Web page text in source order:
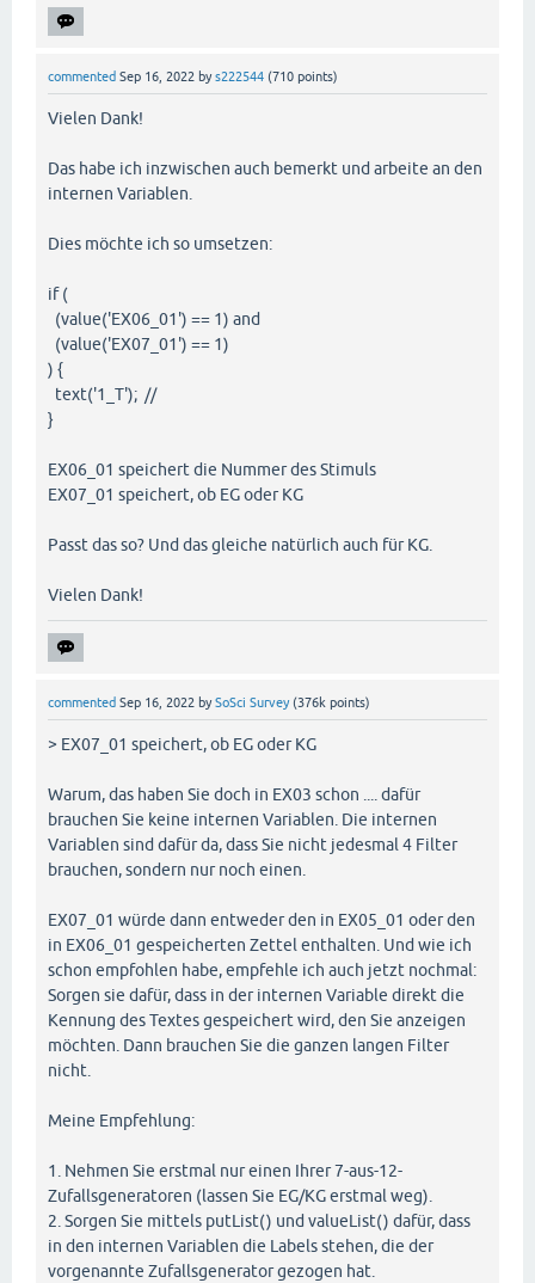
commented Sep 16, 2022 bys222544 (710 points)
Vielen Dank!
Das habe ich inzwischen auch bemerkt und arbeite an den
internen Variablen.
Dies möchte ich so umsetzen:
if (
(value('EX06_01') == 1) and
(value('EX07_01') == 1)
) {
text('1_T'); //
}
EX06_01 speichert die Nummer des Stimuls
EX07_01 speichert, ob EG oder KG
Passt das so? Und das gleiche natürlich auch für KG.
Vielen Dank!
commented Sep 16, 2022 bySoSci Survey (376k points)
> EX07_01 speichert, ob EG oder KG
Warum, das haben Sie doch in EX03 schon .... dafür
brauchen Sie keine internen Variablen. Die internen
Variablen sind dafür da, dass Sie nicht jedesmal 4 Filter
brauchen, sondern nur noch einen.
EX07_01 würde dann entweder den in EX05_01 oder den
in EX06_01 gespeicherten Zettel enthalten. Und wie ich
schon empfohlen habe, empfehle ich auch jetzt nochmal:
Sorgen sie dafür, dass in der internen Variable direkt die
Kennung des Textes gespeichert wird, den Sie anzeigen
möchten. Dann brauchen Sie die ganzen langen Filter
nicht.
Meine Empfehlung:
1. Nehmen Sie erstmal nur einen Ihrer 7-aus-12-
Zufallsgeneratoren (lassen Sie EG/KG erstmal weg).
2. Sorgen Sie mittels putList() und valueList() dafür, dass
in den internen Variablen die Labels stehen, die der
vorgenannte Zufallsgenerator gezogen hat.